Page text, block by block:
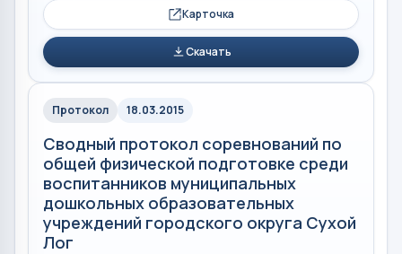
Карточка
Скачать
Протокол 18.03.2015
Сводный протокол соревнований по
общей физической подготовке среди
воспитанников муниципальных
дошкольных образовательных
учреждений городского округа Сухой
Лог